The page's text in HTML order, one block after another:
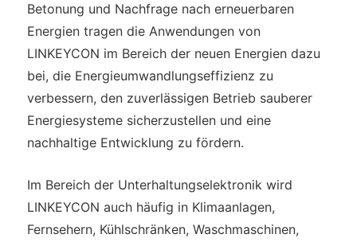
Betonung und Nachfrage nach erneuerbaren
Energien tragen die Anwendungen von
LINKEYCON im Bereich der neuen Energien dazu
bei, die Energieumwandlungseffizienz zu
verbessern, den zuverlässigen Betrieb sauberer
Energiesysteme sicherzustellen und eine
nachhaltige Entwicklung zu fördern.
Im Bereich der Unterhaltungselektronik wird
LINKEYCON auch häufig in Klimaanlagen,
Fernsehern, Kühlschränken, Waschmaschinen,